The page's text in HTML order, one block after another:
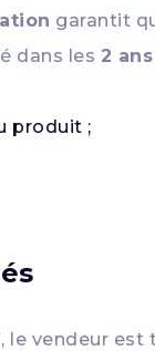
garantit
dans les 2
produit ;
, le vendeur est